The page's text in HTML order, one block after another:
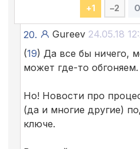
+1 –2
20. Gureev 24.05.18
(19) Да все бы ничего,
может где-то обгоняем.
Но! Новости про
(да и многие другие)
ключе.